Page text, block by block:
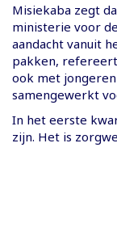
Misiekaba zegt
ministerie voor
aandacht vanuit
pakken,
ook met
samengewerkt
In het eerste
zijn. Het is